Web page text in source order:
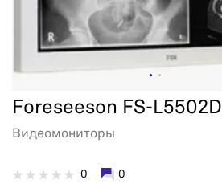
Foreseeson FS-L5502D
Видеомониторы
0 0